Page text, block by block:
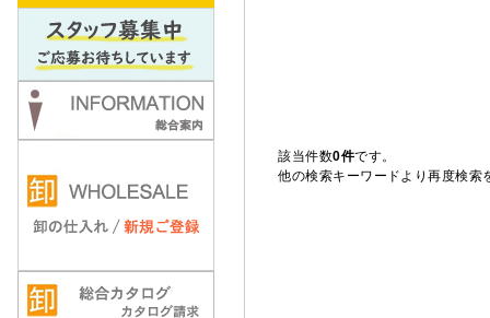
該当件数0件です。
他の検索キーワードより再度検索